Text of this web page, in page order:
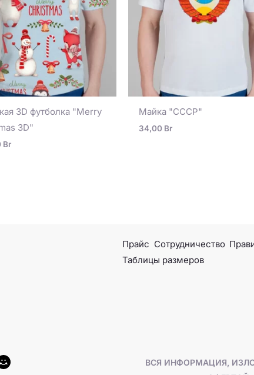
3D футболка "Merry
3D"
Br
Майка "СССР"
34,00 Br
Прайс Сотрудничество
Таблицы размеров
ВСЯ ИНФОРМАЦИЯ,